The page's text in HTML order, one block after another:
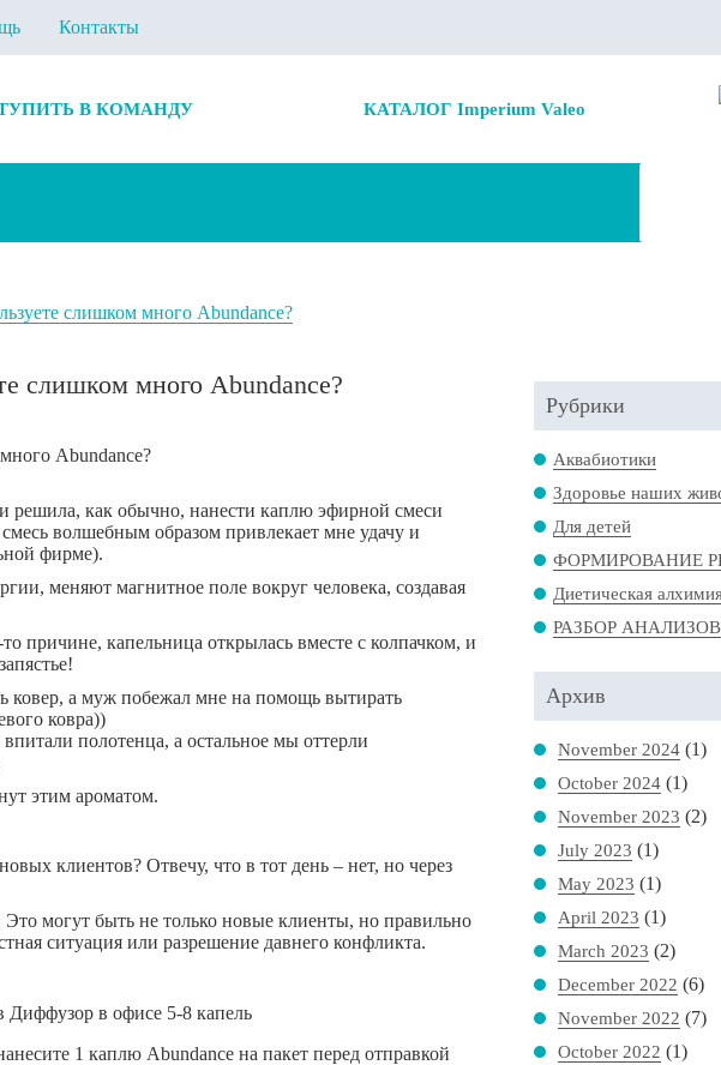
Контакты
В КОМАНДУ КАТАЛОГ Imperium Valeo
слишком много Abundance?
слишком много Abundance?
решила, как обычно, нанести каплю эфирной смеси
смесь волшебным образом привлекает мне удачу и
фирме).
меняют магнитное поле вокруг человека, создавая
причине, капельница открылась вместе с колпачком, и
ковер, а муж побежал мне на помощь вытирать
ковра))
полотенца, а остальное мы оттерли
этим ароматом.
клиентов? Отвечу, что в тот день – нет, но через
могут быть не только новые клиенты, но правильно
ситуация или разрешение давнего конфликта.
Диффузор в офисе 5-8 капель
1 каплю Abundance на пакет перед отправкой
Рубрики
Аквабиотики
Здоровье наших
Для детей
ФОРМИРОВАНИЕ
Диетическая
РАЗБОР АНАЛИЗОВ
Архив
November 2024 (1)
October 2024 (1)
November 2023 (2)
July 2023 (1)
May 2023 (1)
April 2023 (1)
March 2023 (2)
December 2022 (6)
November 2022 (7)
October 2022 (1)